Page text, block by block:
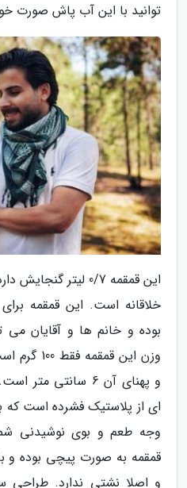
توانید با این آب پاش صورت
این قمقمه 0/7 لیتر
خلاقانه است. این قمقمه
بوده و خانم ها و آقایان می
و پهنای آن 6
ای از پلاستیک فشرده است که
وجه طعم و بوی نوشیدنی
قمقمه به صورت پیچی بوده و
و اصلا نشتی ندارد.